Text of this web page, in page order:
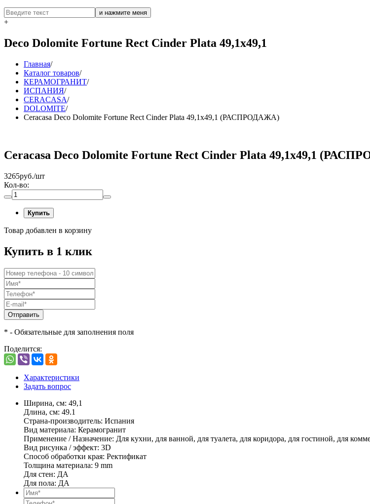
+
Deco Dolomite Fortune Rect Cinder Plata 49,1x49,1
Главная/
Каталог товаров/
КЕРАМОГРАНИТ/
ИСПАНИЯ/
CERACASA/
DOLOMITE/
Ceracasa Deco Dolomite Fortune Rect Cinder Plata 49,1x49,1 (РАСПРОДАЖА)
Ceracasa Deco Dolomite Fortune Rect Cinder Plata 49,1x49,1
3265руб./шт
Кол-во:
Купить
Товар добавлен в корзину
Купить в 1 клик
Отправить
* - Обязательные для заполнения поля
Поделится:
Характеристики
Задать вопрос
Ширина, см: 49,1
Длина, см: 49.1
Страна-производитель: Испания
Вид материала: Керамогранит
Применение / Назначение: Для кухни, для ванной, для туалета, для коридора, для гостиной, для
Вид рисунка / эффект: 3D
Способ обработки края: Ректификат
Толщина материала: 9 mm
Для стен: ДА
Для пола: ДА